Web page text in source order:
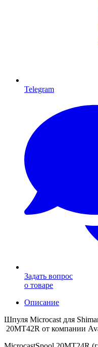
Telegram
Задать вопрос
о товаре
Описание
Шпуля Microcast для
20MT42R от компании